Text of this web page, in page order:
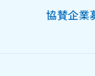
協賛企業